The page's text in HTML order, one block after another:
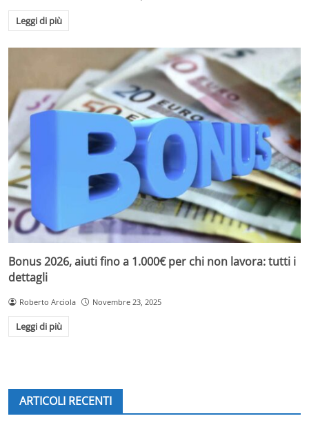
Leggi di più
Bonus 2026, aiuti fino a 1.000€ per chi non lavora: tutti i
dettagli
Roberto Arciola Novembre 23, 2025
Leggi di più
ARTICOLI RECENTI